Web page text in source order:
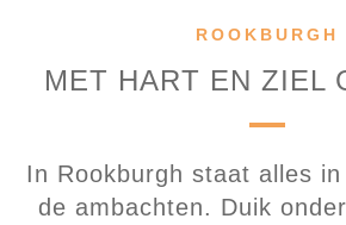
ROOKBURGH
MET HART EN ZIEL
In Rookburgh staat alles
de ambachten. Duik